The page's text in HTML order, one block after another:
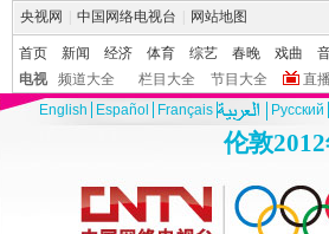
央视网 中国网络电视台 网站地图
首页 新闻 经济 体育 综艺 春晚 戏曲
电视
频道大全 栏目大全 节目大全 直
English
Español Français Pусский
伦敦